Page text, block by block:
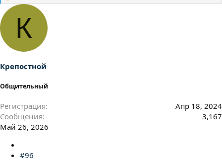
а
и
и
К
Крепостной
Общительный
Регистрация
Апр 18, 2024
Сообщения
3,167
Май 26, 2026
#96